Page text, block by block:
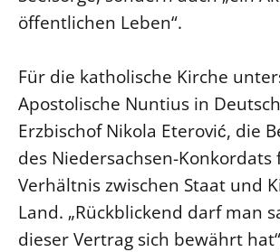
öffentlichen Leben“.
Für die katholische Kirche
Apostolische Nuntius in
Erzbischof Nikola Eterović, die
des Niedersachsen-Konkordats
Verhältnis zwischen Staat und
Land. „Rückblickend darf man
dieser Vertrag sich bewährt